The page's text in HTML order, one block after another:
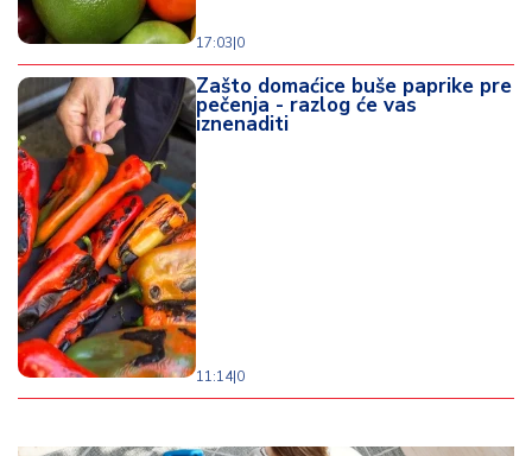
17:03|0
Zašto domaćice buše paprike pre
pečenja - razlog će vas
iznenaditi
11:14|0